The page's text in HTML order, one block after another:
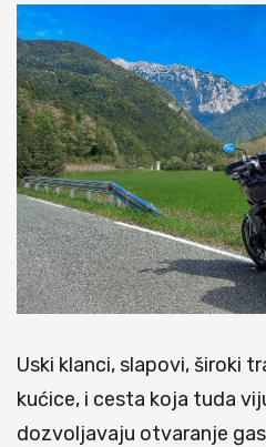
Uski klanci, slapovi, široki
kućice, i cesta koja tuda
dozvoljavaju otvaranje